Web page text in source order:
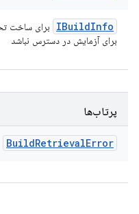
IBuildInfo برای ساخت
برای آزمایش در دسترس نباشد
پرتاب‌ها
BuildRetrievalError